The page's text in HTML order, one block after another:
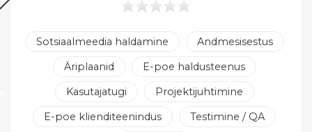
Sotsiaalmeedia haldamine
Andmesisestus
Äriplaanid
E-poe haldusteenus
Kasutajatugi
Projektijuhtimine
E-poe klienditeenindus
Testimine / QA